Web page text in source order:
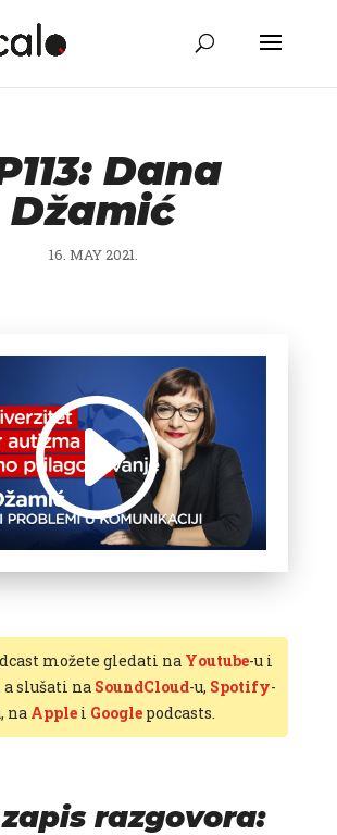
Dana
Džamić
16. MAY 2021.
možete gledati na Youtube-u i
a slušati na SoundCloud-u, Spotify-
na Applei Googlepodcasts.
razgovora: